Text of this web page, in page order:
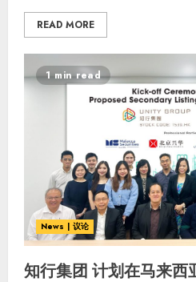
READ MORE
1 min read
News | 议论
知行集团 计划在马来西